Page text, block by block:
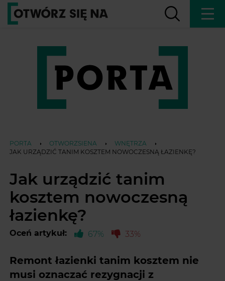
PORTA OTWORZSIENA
WNĘTRZA
JAK URZĄDZIĆ TANIM KOSZTEM NOWOCZESNĄ ŁAZIENKĘ?
Jak urządzić tanim
kosztem nowoczesną
łazienkę?
Oceń artykuł: 67% 33%
Remont łazienki tanim kosztem nie
musi oznaczać rezygnacji z